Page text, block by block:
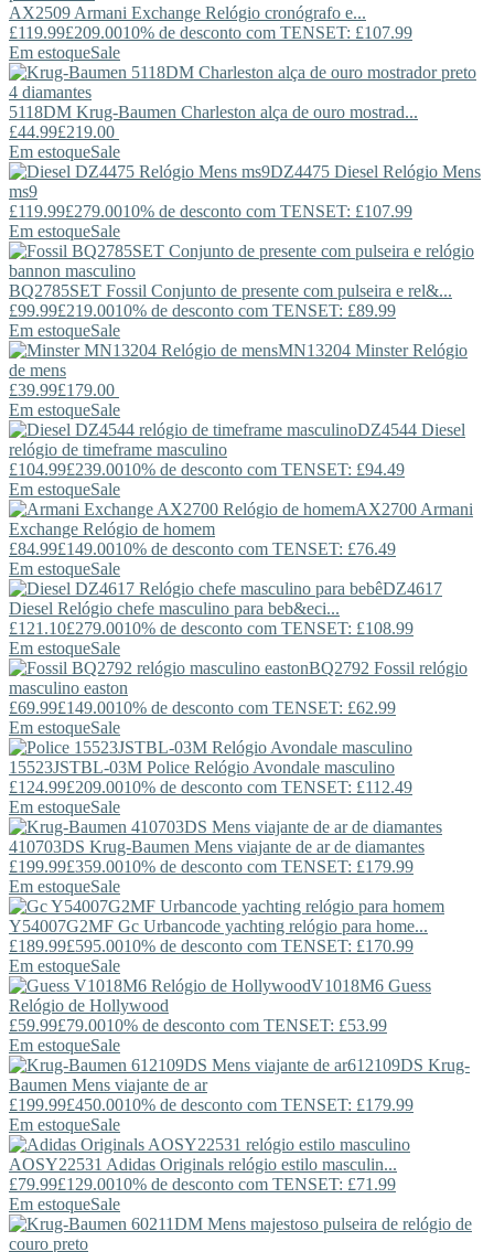
AX2509 Armani Exchange Relógio cronógrafo e...
£119.99£209.0010% de desconto com TENSET: £107.99
Em estoqueSale
5118DM Krug-Baumen Charleston alça de ouro mostrad...
£44.99£219.00
Em estoqueSale
DZ4475 Diesel Relógio Mens
ms9
£119.99£279.0010% de desconto com TENSET: £107.99
Em estoqueSale
BQ2785SET Fossil Conjunto de presente com pulseira e rel&...
£99.99£219.0010% de desconto com TENSET: £89.99
Em estoqueSale
MN13204 MinsterRelógio
de mens
£39.99£179.00
Em estoqueSale
DZ4544 Diesel
relógio de timeframe masculino
£104.99£239.0010% de desconto com TENSET: £94.49
Em estoqueSale
AX2700 Armani
Exchange Relógio de homem
£84.99£149.0010% de desconto com TENSET: £76.49
Em estoqueSale
DZ4617
Diesel Relógio chefe masculino para beb&eci...
£121.10£279.0010% de desconto com TENSET: £108.99
Em estoqueSale
BQ2792 Fossil relógio
masculino easton
£69.99£149.0010% de desconto com TENSET: £62.99
Em estoqueSale
15523JSTBL-03M Police Relógio Avondale masculino
£124.99£209.0010% de desconto com TENSET: £112.49
Em estoqueSale
410703DS Krug-Baumen Mens viajante de ar de diamantes
£199.99£359.0010% de desconto com TENSET: £179.99
Em estoqueSale
Y54007G2MF Gc Urbancode yachting relógio para home...
£189.99£595.0010% de desconto com TENSET: £170.99
Em estoqueSale
V1018M6 Guess
Relógio de Hollywood
£59.99£79.0010% de desconto com TENSET: £53.99
Em estoqueSale
612109DS Krug-
Baumen Mens viajante de ar
£199.99£450.0010% de desconto com TENSET: £179.99
Em estoqueSale
AOSY22531 Adidas Originals relógio estilo masculin...
£79.99£129.0010% de desconto com TENSET: £71.99
Em estoqueSale